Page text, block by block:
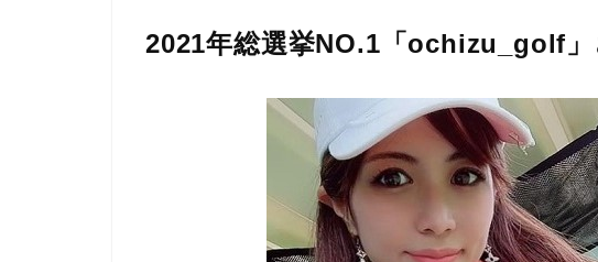
2021年総選挙NO.1「ochizu_golf」